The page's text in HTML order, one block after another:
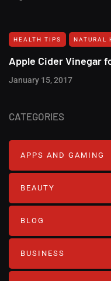
HEALTH TIPS NATURAL
Apple Cider Vinegar
January 15, 2017
CATEGORIES
APPS AND GAMING
BEAUTY
BLOG
BUSINESS